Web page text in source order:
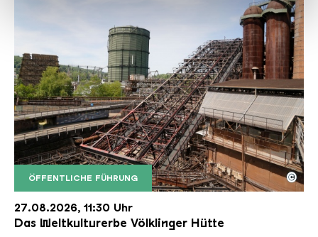
ÖFFENTLICHE FÜHRUNG
Der Erzschrägaufzug der Völklinger Hütte mit
Copyright: Weltkulturerbe Völklinger Hütte | Karl
©
27.08.2026, 11:30 Uhr
Das Weltkulturerbe Völklinger Hütte